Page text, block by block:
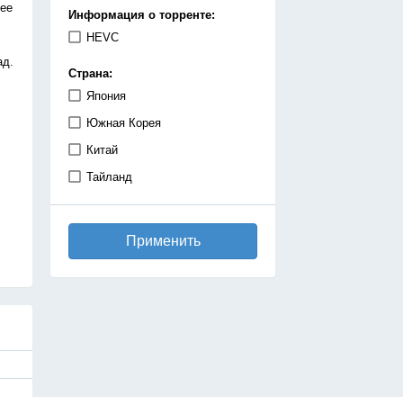
детектив
киберпанк
комедия
космос
Информация о торренте:
HEVC
Страна:
Япония
Южная Корея
Китай
Тайланд
Применить